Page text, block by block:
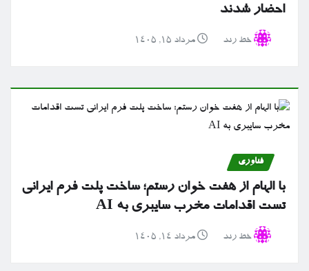
احضار شدند
خط رند مرداد ۱۵, ۱۴۰۵
فناوری
با الهام از هفت خوان رستم؛ ساخت پلت فرم ایرانی
تست اقدامات مخرب سایبری به AI
خط رند مرداد ۱۴, ۱۴۰۵